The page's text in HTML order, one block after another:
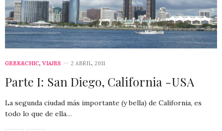
GEEK&CHIC, VIAJES 2 ABRIL, 2011
Parte I: San Diego, California -USA
La segunda ciudad más importante (y bella) de California, es
todo lo que de ella…